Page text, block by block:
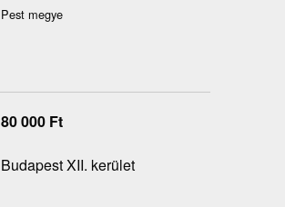
Pest megye
80 000 Ft
Budapest XII. kerület